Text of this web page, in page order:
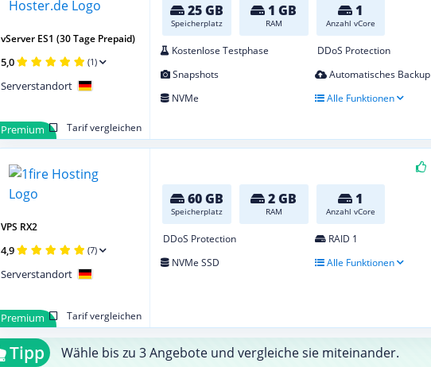
25 GB
Speicherplatz
1 GB
RAM
1
Anzahl vCore
Kostenlose Testphase
DDoS Protection
Snapshots
Automatisches Backup
NVMe
Alle Funktionen
Premium Tarif vergleichen
vServer ES1 (30 Tage Prepaid)
5,0 (1)
Serverstandort
60 GB
Speicherplatz
2 GB
RAM
1
Anzahl vCore
DDoS Protection
RAID 1
NVMe SSD
Alle Funktionen
Premium Tarif vergleichen
VPS RX2
4,9 (7)
Serverstandort
Tipp Wähle bis zu 3 Angebote und vergleiche sie miteinander.